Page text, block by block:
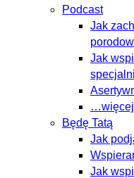
Podcast
Jak
Jak
Będę Tatą
Jak
Jak